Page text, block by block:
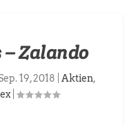
Zalando
19, 2018 Aktien,